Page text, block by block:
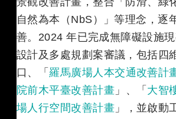
自然為本（NbS）」等理念，逐
善。2024 年已完成無障礙設施
設計及多處規劃案審議，包括四
口、「羅馬廣場人本交通改善計
院前木平臺改善計畫 」、「 大智
場人行空間改善計畫 」，並啟動